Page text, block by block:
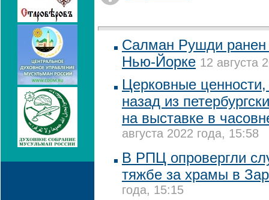
Салман Рушди ранен
Нью-Йорке 12 августа
Церковные
назад из
на выставке в
августа 2022 года, 15:58
В РПЦ опровергли
тяжбе за храмы в
года, 15:15